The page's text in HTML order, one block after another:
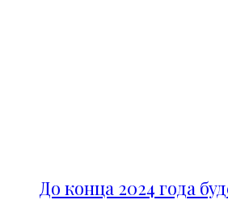
До конца 2024 года